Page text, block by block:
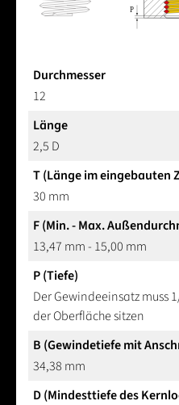
Durchmesser
12
Länge
2,5 D
T (Länge im eingebauten
30 mm
F (Min. - Max.
13,47 mm - 15,00 mm
P (Tiefe)
Der Gewindeeinsatz muss
der Oberfläche sitzen
B (Gewindetiefe mit
34,38 mm
D (Mindesttiefe des